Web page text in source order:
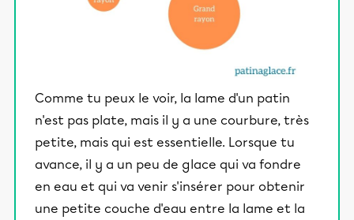
Comme tu peux le voir, la lame d'un patin
n'est pas plate, mais il y a une courbure, très
petite, mais qui est essentielle. Lorsque tu
avance, il y a un peu de glace qui va fondre
en eau et qui va venir s'insérer pour obtenir
une petite couche d'eau entre la lame et la